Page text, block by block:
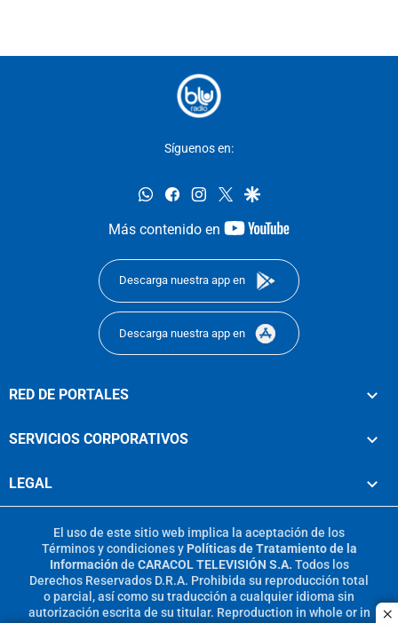
Síguenos en:
whatsappfacebookinstagram
twittergoogle
Más contenido en
youtube-
Descarga nuestra app en
Descarga nuestra app en
RED DE PORTALES
SERVICIOS CORPORATIVOS
LEGAL
El uso de este sitio web implica la aceptación de los
Términos y condicionesy Políticas de Tratamiento de la
Información de CARACOL TELEVISIÓN S.A. Todos los
Derechos Reservados D.R.A. Prohibida su reproducción total
o parcial, así como su traducción a cualquier idioma sin
autorización escrita de su titular. Reproduction in whole or in